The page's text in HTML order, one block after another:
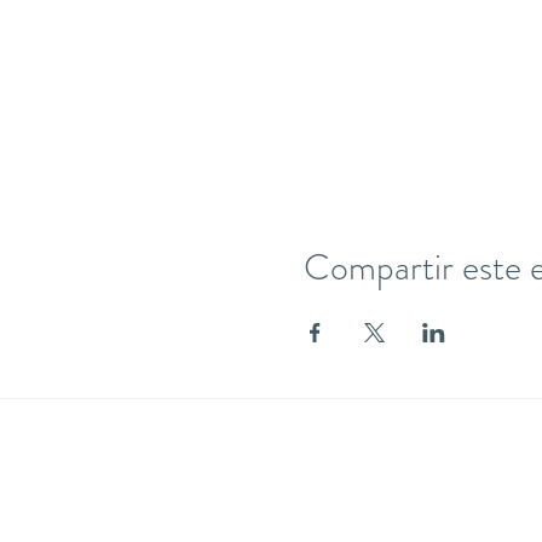
Compartir este